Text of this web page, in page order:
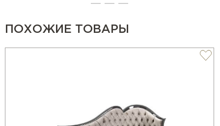
ПОХОЖИЕ ТОВАРЫ